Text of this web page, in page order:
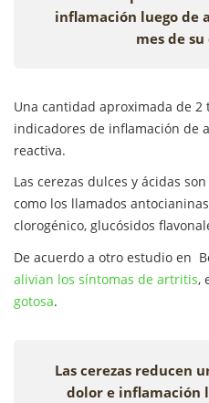
inflamación luego de
mes de
Una cantidad aproximada de
indicadores de inflamación de
reactiva.
Las cerezas dulces y ácidas
como los llamados
clorogénico, glucósidos
De acuerdo a otro estudio en
alivian los síntomas de artritis,
gotosa.
Las cerezas reducen
dolor e inflamación